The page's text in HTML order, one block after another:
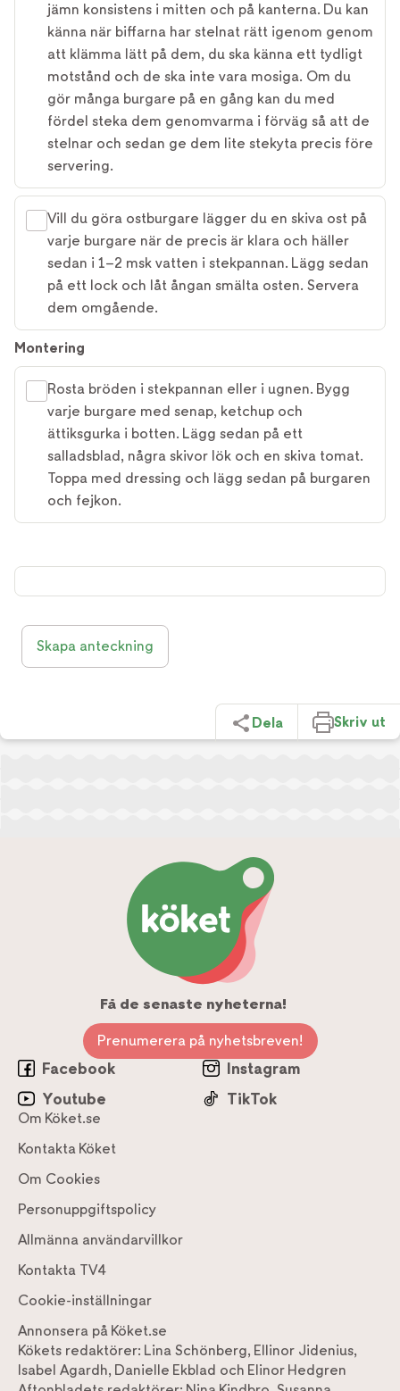
jämn konsistens i mitten och på kanterna. Du kan
känna när biffarna har stelnat rätt igenom genom
att klämma lätt på dem, du ska känna ett tydligt
motstånd och de ska inte vara mosiga. Om du
gör många burgare på en gång kan du med
fördel steka dem genomvarma i förväg så att de
stelnar och sedan ge dem lite stekyta precis före
servering.
Vill du göra ostburgare lägger du en skiva ost på
varje burgare när de precis är klara och häller
sedan i 1–2 msk vatten i stekpannan. Lägg sedan
på ett lock och låt ångan smälta osten. Servera
dem omgående.
Montering
Rosta bröden i stekpannan eller i ugnen. Bygg
varje burgare med senap, ketchup och
ättiksgurka i botten. Lägg sedan på ett
salladsblad, några skivor lök och en skiva tomat.
Toppa med dressing och lägg sedan på burgaren
och fejkon.
Skapa anteckning
Dela Skriv ut
Få de senaste nyheterna!
Prenumerera på nyhetsbreven!
Facebook
Instagram
Youtube
TikTok
Om Köket.se
Kontakta Köket
Om Cookies
Personuppgiftspolicy
Allmänna användarvillkor
Kontakta TV4
Cookie-inställningar
Annonsera på Köket.se
Kökets redaktörer: Lina Schönberg, Ellinor Jidenius,
Isabel Agardh, Danielle Ekblad och Elinor Hedgren